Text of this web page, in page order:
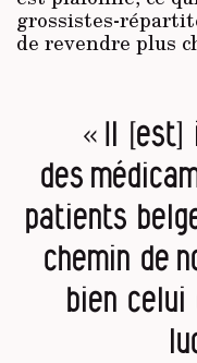
grossistes-
de revendre plus
« Il [est]
des
patients
chemin de
bien celui